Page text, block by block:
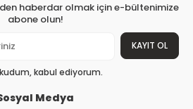
haberdar olmak için e-bültenimize
abone olun!
KAYIT OL
kabul ediyorum.
Medya